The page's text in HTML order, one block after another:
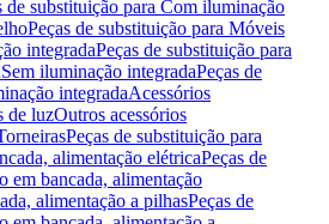
de substituição para Com iluminação
Peças de substituição para Móveis
integradaPeças de substituição para
Sem iluminação integradaPeças de
integradaAcessórios
de luzOutros acessórios
Peças de substituição para
alimentação elétricaPeças de
em bancada, alimentação
alimentação a pilhasPeças de